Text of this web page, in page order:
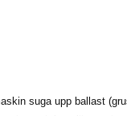
suga upp ballast